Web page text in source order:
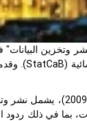
StatCaB
).
التنقيح 1 - أكتوبر
بما في ذلك